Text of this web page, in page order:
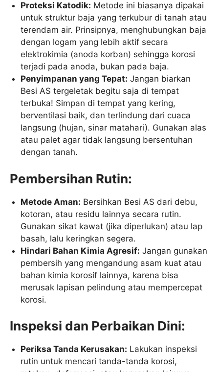
Proteksi Katodik: Metode ini biasanya dipakai
untuk struktur baja yang terkubur di tanah atau
terendam air. Prinsipnya, menghubungkan baja
dengan logam yang lebih aktif secara
elektrokimia (anoda korban) sehingga korosi
terjadi pada anoda, bukan pada baja.
Penyimpanan yang Tepat: Jangan biarkan
Besi AS tergeletak begitu saja di tempat
terbuka! Simpan di tempat yang kering,
berventilasi baik, dan terlindung dari cuaca
langsung (hujan, sinar matahari). Gunakan alas
atau palet agar tidak langsung bersentuhan
dengan tanah.
Pembersihan Rutin:
Metode Aman: Bersihkan Besi AS dari debu,
kotoran, atau residu lainnya secara rutin.
Gunakan sikat kawat (jika diperlukan) atau lap
basah, lalu keringkan segera.
Hindari Bahan Kimia Agresif: Jangan gunakan
pembersih yang mengandung asam kuat atau
bahan kimia korosif lainnya, karena bisa
merusak lapisan pelindung atau mempercepat
korosi.
Inspeksi dan Perbaikan Dini:
Periksa Tanda Kerusakan: Lakukan inspeksi
rutin untuk mencari tanda-tanda korosi,